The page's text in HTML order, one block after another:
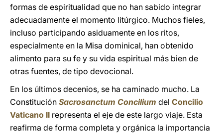
formas de espiritualidad que no han sabido integrar
adecuadamente el momento litúrgico. Muchos fieles,
incluso participando asiduamente en los ritos,
especialmente en la Misa dominical, han obtenido
alimento para su fe y su vida espiritual más bien de
otras fuentes, de tipo devocional.
En los últimos decenios, se ha caminado mucho. La
Constitución Sacrosanctum Concilium del Concilio
Vaticano II representa el eje de este largo viaje. Esta
reafirma de forma completa y orgánica la importancia